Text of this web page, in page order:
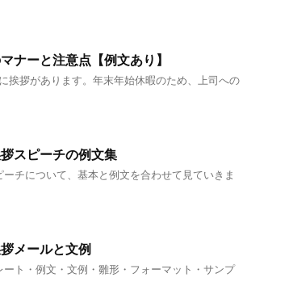
ナーと注意点【例文あり】
挨拶があります。年末年始休暇のため、上司への
スピーチの例文集
チについて、基本と例文を合わせて見ていきま
メールと文例
ト・例文・文例・雛形・フォーマット・サンプ